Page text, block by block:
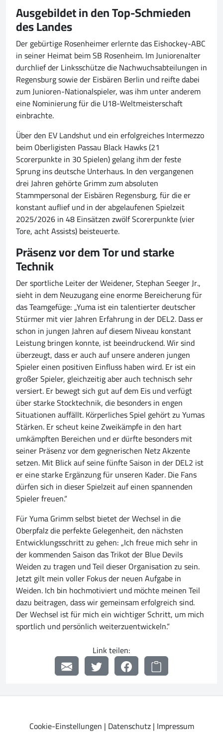
Ausgebildet in den Top-Schmieden
des Landes
Der gebürtige Rosenheimer erlernte das Eishockey-ABC
in seiner Heimat beim SB Rosenheim. Im Juniorenalter
durchlief der Linksschütze die Nachwuchsabteilungen in
Regensburg sowie der Eisbären Berlin und reifte dabei
zum Junioren-Nationalspieler, was ihm unter anderem
eine Nominierung für die U18-Weltmeisterschaft
einbrachte.
Über den EV Landshut und ein erfolgreiches Intermezzo
beim Oberligisten Passau Black Hawks (21
Scorerpunkte in 30 Spielen) gelang ihm der feste
Sprung ins deutsche Unterhaus. In den vergangenen
drei Jahren gehörte Grimm zum absoluten
Stammpersonal der Eisbären Regensburg, für die er
konstant auflief und in der abgelaufenen Spielzeit
2025/2026 in 48 Einsätzen zwölf Scorerpunkte (vier
Tore, acht Assists) beisteuerte.
Präsenz vor dem Tor und starke
Technik
Der sportliche Leiter der Weidener, Stephan Seeger Jr.,
sieht in dem Neuzugang eine enorme Bereicherung für
das Teamgefüge: „Yuma ist ein talentierter deutscher
Stürmer mit vier Jahren Erfahrung in der DEL2. Dass er
schon in jungen Jahren auf diesem Niveau konstant
Leistung bringen konnte, ist beeindruckend. Wir sind
überzeugt, dass er auch auf unsere anderen jungen
Spieler einen positiven Einfluss haben wird. Er ist ein
großer Spieler, gleichzeitig aber auch technisch sehr
versiert. Er bewegt sich gut auf dem Eis und verfügt
über starke Stocktechnik, die besonders in engen
Situationen auffällt. Körperliches Spiel gehört zu Yumas
Stärken. Er scheut keine Zweikämpfe in den hart
umkämpften Bereichen und er dürfte besonders mit
seiner Präsenz vor dem gegnerischen Netz Akzente
setzen. Mit Blick auf seine fünfte Saison in der DEL2 ist
er eine starke Ergänzung für unseren Kader. Die Fans
dürfen sich in dieser Spielzeit auf einen spannenden
Spieler freuen.“
Für Yuma Grimm selbst bietet der Wechsel in die
Oberpfalz die perfekte Gelegenheit, den nächsten
Entwicklungsschritt zu gehen: „Ich freue mich sehr in
der kommenden Saison das Trikot der Blue Devils
Weiden zu tragen und Teil dieser Organisation zu sein.
Jetzt gilt mein voller Fokus der neuen Aufgabe in
Weiden. Ich bin hochmotiviert und möchte meinen Teil
dazu beitragen, dass wir gemeinsam erfolgreich sind.
Der Wechsel ist für mich ein wichtiger Schritt, um mich
sportlich und persönlich weiterzuentwickeln.“
Link teilen:
Cookie-Einstellungen | Datenschutz| Impressum